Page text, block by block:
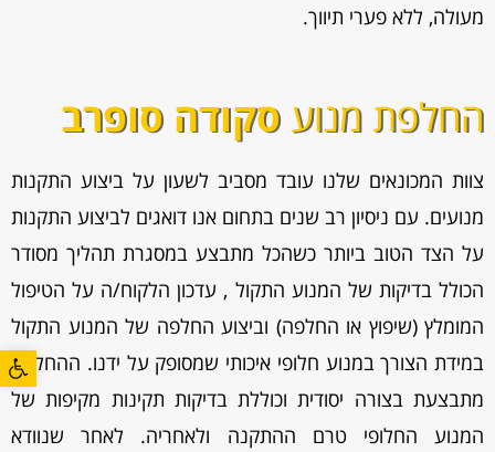
פתח
מעולה, ללא פערי תיווך.
החלפת מנוע סקודה סופרב
צוות המכונאים שלנו עובד מסביב לשעון על ביצוע התקנות
מנועים. עם ניסיון רב שנים בתחום אנו דואגים לביצוע התקנות
על הצד הטוב ביותר כשהכל מתבצע במסגרת תהליך מסודר
הכולל בדיקות של המנוע התקול , עדכון הלקוח/ה על הטיפול
המומלץ (שיפוץ או החלפה) וביצוע החלפה של המנוע התקול
במידת הצורך במנוע חלופי איכותי שמסופק על ידנו. ההחלפה
מתבצעת בצורה יסודית וכוללת בדיקות תקינות מקיפות של
המנוע החלופי טרם ההתקנה ולאחריה. לאחר שנוודא